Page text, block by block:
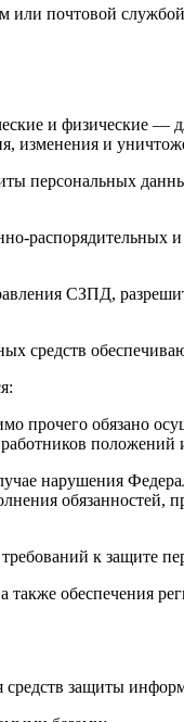
или почтовой
и физические —
изменения и
персональных
СЗПД,
средств
прочего обязано
нарушения
к защите
обеспечения
средств защиты